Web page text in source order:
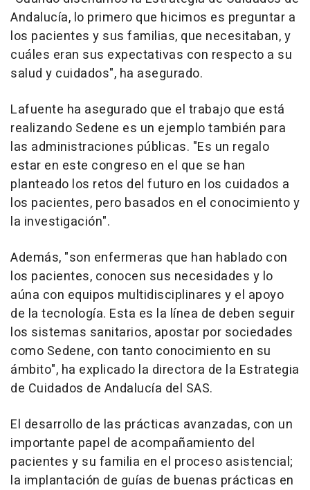
Andalucía, lo primero que hicimos es preguntar a
los pacientes y sus familias, que necesitaban, y
cuáles eran sus expectativas con respecto a su
salud y cuidados", ha asegurado.
Lafuente ha asegurado que el trabajo que está
realizando Sedene es un ejemplo también para
las administraciones públicas. "Es un regalo
estar en este congreso en el que se han
planteado los retos del futuro en los cuidados a
los pacientes, pero basados en el conocimiento y
la investigación".
Además, "son enfermeras que han hablado con
los pacientes, conocen sus necesidades y lo
aúna con equipos multidisciplinares y el apoyo
de la tecnología. Esta es la línea de deben seguir
los sistemas sanitarios, apostar por sociedades
como Sedene, con tanto conocimiento en su
ámbito", ha explicado la directora de la Estrategia
de Cuidados de Andalucía del SAS.
El desarrollo de las prácticas avanzadas, con un
importante papel de acompañamiento del
pacientes y su familia en el proceso asistencial;
la implantación de guías de buenas prácticas en